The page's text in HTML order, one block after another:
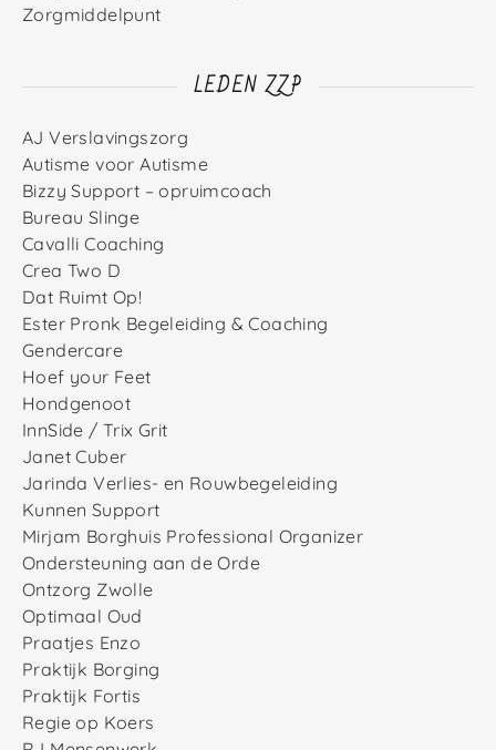
Zorgmiddelpunt
LEDEN ZZP
AJ Verslavingszorg
Autisme voor Autisme
Bizzy Support – opruimcoach
Bureau Slinge
Cavalli Coaching
Crea Two D
Dat Ruimt Op!
Ester Pronk Begeleiding & Coaching
Gendercare
Hoef your Feet
Hondgenoot
InnSide / Trix Grit
Janet Cuber
Jarinda Verlies- en Rouwbegeleiding
Kunnen Support
Mirjam Borghuis Professional Organizer
Ondersteuning aan de Orde
Ontzorg Zwolle
Optimaal Oud
Praatjes Enzo
Praktijk Borging
Praktijk Fortis
Regie op Koers